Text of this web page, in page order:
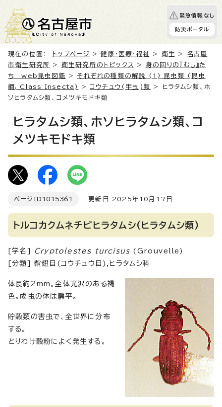
緊急情報なし
防災ポータル
現在の位置： トップページ >健康・医療・福祉 > 衛生 >
名古屋
市衛生研究所 > 衛生研究所のトピックス > 身の回りの『むし』た
ち web昆虫図鑑 > それぞれの種類の解説 (1) 昆虫類 (昆虫
綱, Class Insecta)
>コウチュウ(甲虫)類
> ヒラタムシ類、ホ
ソヒラタムシ類、コメツキモドキ類
ヒラタムシ類、ホソヒラタムシ類、コ
メツキモドキ類
ページID 1015361 更新日 2025年10月17日
トルコカクムネチビヒラタムシ(ヒラタムシ類)
[学名] Cryptolestes turcisus (Grouvelle)
[分類] 鞘翅目(コウチュウ目),ヒラタムシ科
体長約2mm。全体光沢のある褐
色。成虫の体は扁平。
貯穀類の害虫で、全世界に分布
する。
とりわけ穀粉によく発生する。